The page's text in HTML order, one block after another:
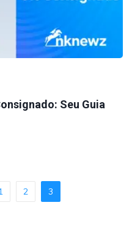
Seu Guia
2 3